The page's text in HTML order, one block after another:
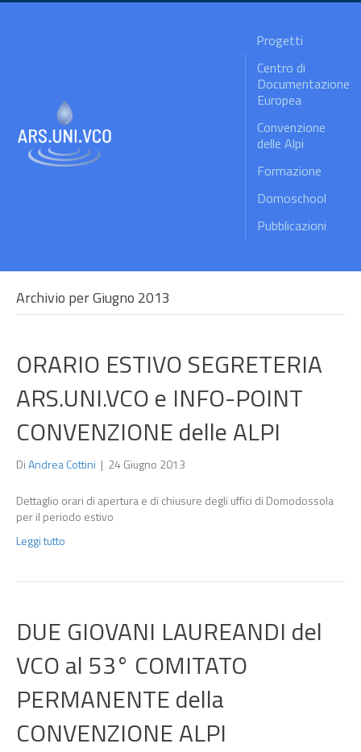
Progetti
Centro di
Documentazione
Europea
Convenzione
delle Alpi
Formazione
Domoschool
Pubblicazioni
Archivio per Giugno 2013
ORARIO ESTIVO SEGRETERIA
ARS.UNI.VCO e INFO-POINT
CONVENZIONE delle ALPI
DiAndrea Cottini | 24 Giugno 2013
Dettaglio orari di apertura e di chiusure degli uffici di Domodossola
per il periodo estivo
Leggi tutto
DUE GIOVANI LAUREANDI del
VCO al 53° COMITATO
PERMANENTE della
CONVENZIONE ALPI